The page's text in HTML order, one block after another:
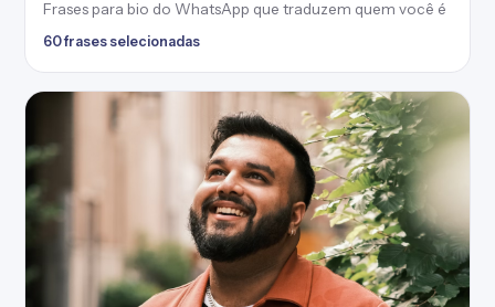
Frases para bio do WhatsApp que traduzem quem você é
60 frases selecionadas